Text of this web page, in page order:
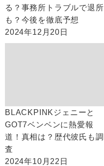
る？事務所トラブルで退所
も？今後を徹底予想
2024年12月20日
BLACKPINKジェニーと
GOT7ベンベンに熱愛報
道！真相は？歴代彼氏も調
査
2024年10月22日